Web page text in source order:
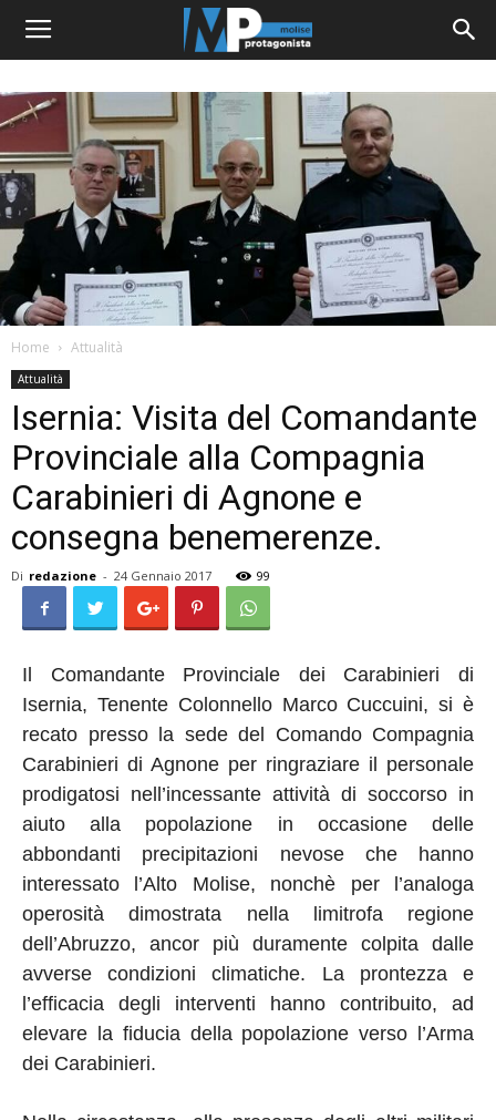
Home Attualità
Attualità
Isernia: Visita del Comandante
Provinciale alla Compagnia
Carabinieri di Agnone e
consegna benemerenze.
Di redazione - 24 Gennaio 2017 99
Il Comandante Provinciale dei Carabinieri di
Isernia, Tenente Colonnello Marco Cuccuini, si è
recato presso la sede del Comando Compagnia
Carabinieri di Agnone per ringraziare il personale
prodigatosi nell’incessante attività di soccorso in
aiuto alla popolazione in occasione delle
abbondanti precipitazioni nevose che hanno
interessato l’Alto Molise, nonchè per l’analoga
operosità dimostrata nella limitrofa regione
dell’Abruzzo, ancor più duramente colpita dalle
avverse condizioni climatiche. La prontezza e
l’efficacia degli interventi hanno contribuito, ad
elevare la fiducia della popolazione verso l’Arma
dei Carabinieri.